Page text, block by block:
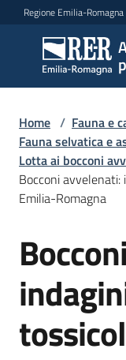
Vai al contenuto
Vai alla navigazione
Vai al footer
Regione Emilia-Romagna
caccia
pesca
Argomenti
Servizi
Leggi
atti
Home / Fauna e
Fauna selvatica e
Lotta ai bocconi
Bocconi
Emilia-Romagna